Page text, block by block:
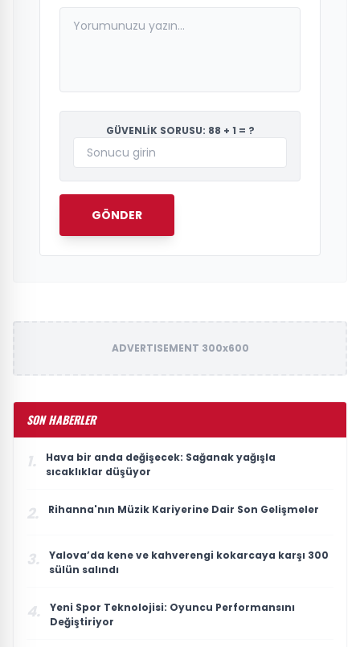
GÜVENLİK SORUSU: 88 + 1 = ?
GÖNDER
ADVERTISEMENT 300x600
SON HABERLER
1.
Hava bir anda değişecek: Sağanak yağışla
sıcaklıklar düşüyor
2. Rihanna'nın Müzik Kariyerine Dair Son Gelişmeler
3.
Yalova’da kene ve kahverengi kokarcaya karşı 300
sülün salındı
4.
Yeni Spor Teknolojisi: Oyuncu Performansını
Değiştiriyor